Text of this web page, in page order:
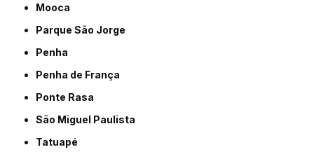
Mooca
Parque São Jorge
Penha
Penha de França
Ponte Rasa
São Miguel Paulista
Tatuapé